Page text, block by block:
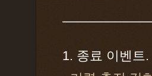
1. 종료 이벤트.